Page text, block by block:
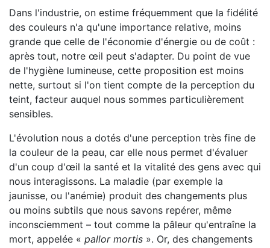
Dans l'industrie, on estime fréquemment que la fidélité
des couleurs n'a qu'une importance relative, moins
grande que celle de l'économie d'énergie ou de coût :
après tout, notre œil peut s'adapter. Du point de vue
de l'hygiène lumineuse, cette proposition est moins
nette, surtout si l'on tient compte de la perception du
teint, facteur auquel nous sommes particulièrement
sensibles.
L'évolution nous a dotés d'une perception très fine de
la couleur de la peau, car elle nous permet d'évaluer
d'un coup d'œil la santé et la vitalité des gens avec qui
nous interagissons. La maladie (par exemple la
jaunisse, ou l'anémie) produit des changements plus
ou moins subtils que nous savons repérer, même
inconsciemment – tout comme la pâleur qu'entraîne la
mort, appelée « pallor mortis ». Or, des changements